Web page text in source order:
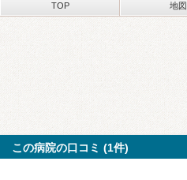
TOP 地図
この病院の口コミ (1件)